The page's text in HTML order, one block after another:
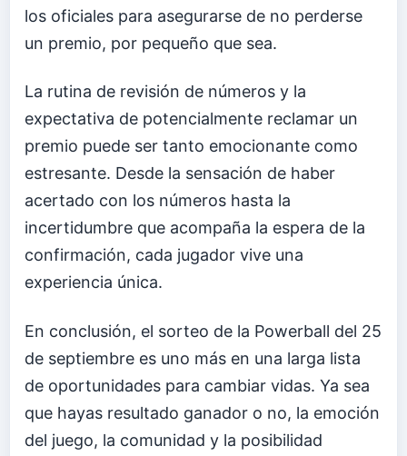
los oficiales para asegurarse de no perderse
un premio, por pequeño que sea.
La rutina de revisión de números y la
expectativa de potencialmente reclamar un
premio puede ser tanto emocionante como
estresante. Desde la sensación de haber
acertado con los números hasta la
incertidumbre que acompaña la espera de la
confirmación, cada jugador vive una
experiencia única.
En conclusión, el sorteo de la Powerball del 25
de septiembre es uno más en una larga lista
de oportunidades para cambiar vidas. Ya sea
que hayas resultado ganador o no, la emoción
del juego, la comunidad y la posibilidad